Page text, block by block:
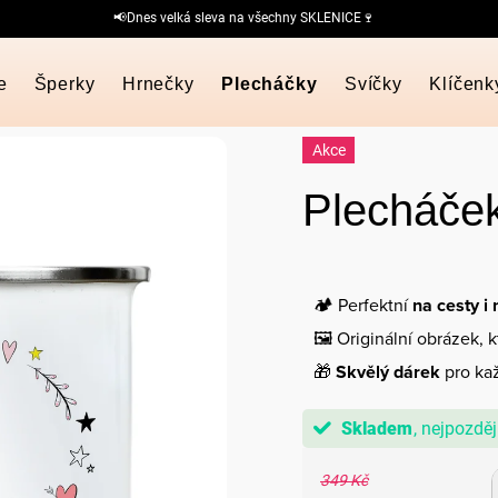
📢Dnes velká sleva na všechny SKLENICE🍷
Šperky Hrnečky Plecháčky Svíčky
Akce
🏕️ Perfektnína cesty i
🖼️ Originální obrázek,
🎁 Skvělý dárek pro
Skladem
349 Kč